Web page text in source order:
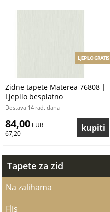
Zidne tapete Materea 76808 |
Ljepilo besplatno
LJEPILO GRATIS
Dostava 14 rad. dana
84,00 EUR
67,20
Tapete za zid
Na zalihama
Flis